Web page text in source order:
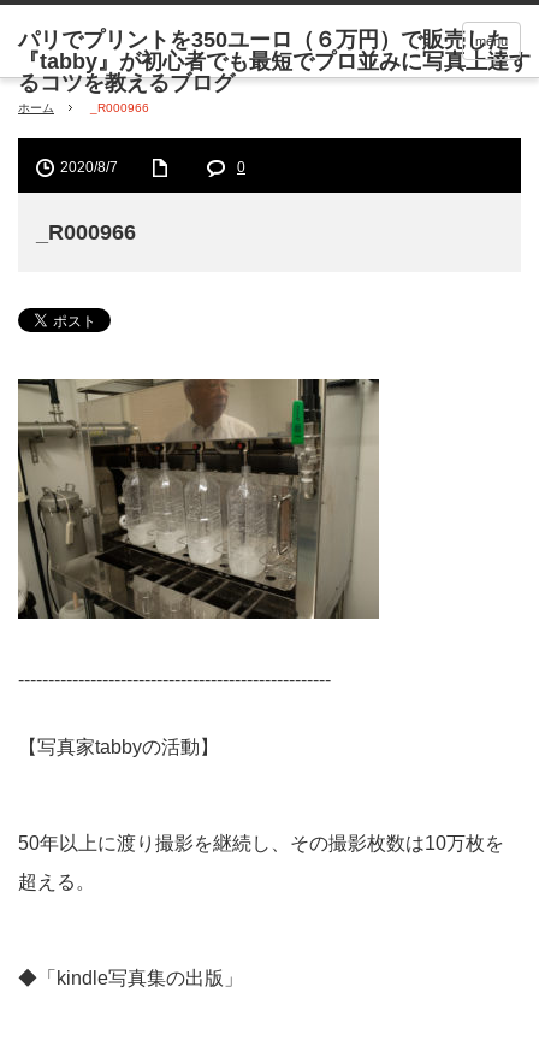
menu
ホーム _R000966
2020/8/7 0
_R000966
----------------------------------------------------
【写真家tabbyの活動】
50年以上に渡り撮影を継続し、その撮影枚数は10万枚を
超える。
◆「kindle写真集の出版」